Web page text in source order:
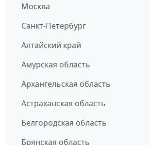
Москва
Санкт-Петербург
Алтайский край
Амурская область
Архангельская область
Астраханская область
Белгородская область
Брянская область